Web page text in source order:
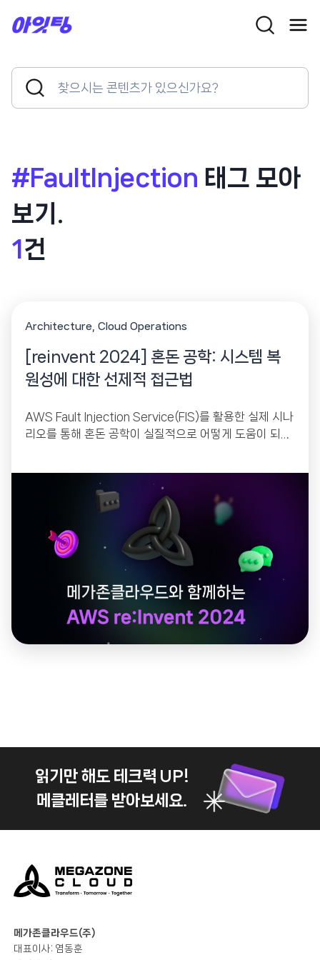
Search
Search
Button
#FaultInjection 태그 모아
보기.
1 건
Architecture Cloud Operations
[reinvent 2024] 혼돈 공학: 시스템 복
원성에 대한 선제적 접근법
AWS Fault Injection Service(FIS)를 활용한 실제 시나
리오를 통해 혼돈 공학이 실질적으로 어떻게 도움이 되는
읽기만 해도 테크력 UP!
메클레터를 받아보세요.
메가존클라우드(주)
대표이사: 염동훈